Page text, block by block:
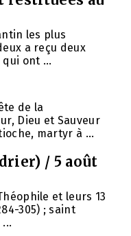
les plus
a reçu deux
ont ...
de la
Dieu et Sauveur
martyr à ...
/ 5 août
et leurs 13
305) ; saint